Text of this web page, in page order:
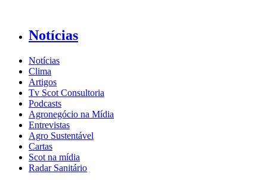
Notícias
Notícias
Clima
Artigos
Tv Scot Consultoria
Podcasts
Agronegócio na Mídia
Entrevistas
Agro Sustentável
Cartas
Scot na mídia
Radar Sanitário